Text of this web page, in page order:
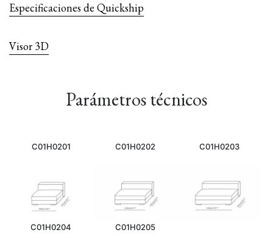
Especificaciones de Quickship
Visor 3D
Parámetros técnicos
C01H0201 C01H0202 C01H0203
C01H0204 C01H0205